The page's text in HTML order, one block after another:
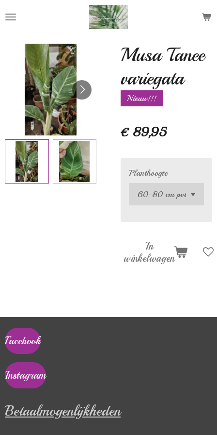
direct
hoofdinhoud
Musa Tanee
variegata
Nieuw!!!
€ 89,95
Planthoogte
In
winkelwagen
Facebook
Instagram
Betaalmogenlijkheden